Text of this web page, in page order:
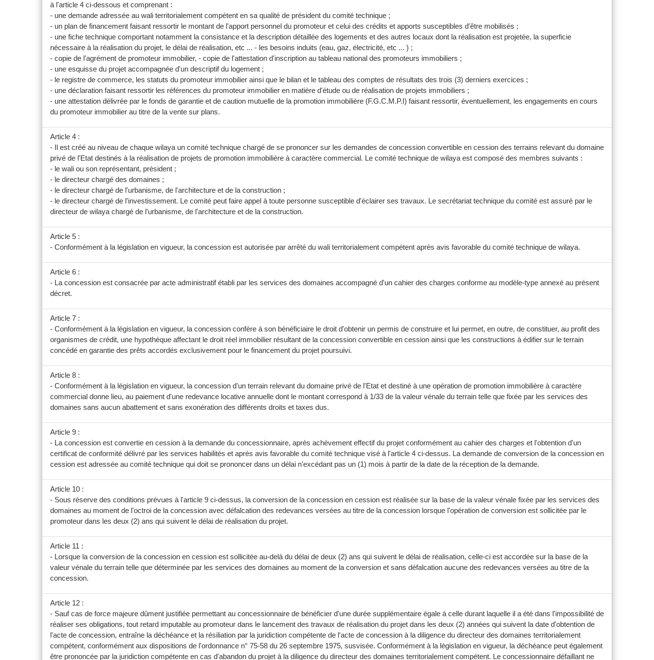
à l'article 4 ci-dessous et comprenant :
- une demande adressée au wali territorialement compétent en sa qualité de président du comité technique ;
- un plan de financement faisant ressortir le montant de l'apport personnel du promoteur et celui des crédits et apports susceptibles d'être mobilisés ;
- une fiche technique comportant notamment la consistance et la description détaillée des logements et des autres locaux dont la réalisation est projetée, la superficie
nécessaire à la réalisation du projet, le délai de réalisation, etc ... - les besoins induits (eau, gaz, électricité, etc ... ) ;
- copie de l'agrément de promoteur immobilier, - copie de l'attestation d'inscription au tableau national des promoteurs immobiliers ;
- une esquisse du projet accompagnée d'un descriptif du logement ;
- le registre de commerce, les statuts du promoteur immobilier ainsi que le bilan et le tableau des comptes de résultats des trois (3) derniers exercices ;
- une déclaration faisant ressortir les références du promoteur immobilier en matière d'étude ou de réalisation de projets immobiliers ;
- une attestation délivrée par le fonds de garantie et de caution mutuelle de la promotion immobilière (F.G.C.M.P.I) faisant ressortir, éventuellement, les engagements en cours
du promoteur immobilier au titre de la vente sur plans.
Article 4 :
- Il est créé au niveau de chaque wilaya un comité technique chargé de se prononcer sur les demandes de concession convertible en cession des terrains relevant du domaine
privé de l'Etat destinés à la réalisation de projets de promotion immobilière à caractère commercial. Le comité technique de wilaya est composé des membres suivants :
- le wali ou son représentant, président ;
- le directeur chargé des domaines ;
- le directeur chargé de l'urbanisme, de l'architecture et de la construction ;
- le directeur chargé de l'investissement. Le comité peut faire appel à toute personne susceptible d'éclairer ses travaux. Le secrétariat technique du comité est assuré par le
directeur de wilaya chargé de l'urbanisme, de l'architecture et de la construction.
Article 5 :
- Conformément à la législation en vigueur, la concession est autorisée par arrêté du wali territorialement compétent après avis favorable du comité technique de wilaya.
Article 6 :
- La concession est consacrée par acte administratif établi par les services des domaines accompagné d'un cahier des charges conforme au modèle-type annexé au présent
décret.
Article 7 :
- Conformément à la législation en vigueur, la concession confère à son bénéficiaire le droit d'obtenir un permis de construire et lui permet, en outre, de constituer, au profit des
organismes de crédit, une hypothèque affectant le droit réel immobilier résultant de la concession convertible en cession ainsi que les constructions à édifier sur le terrain
concédé en garantie des prêts accordés exclusivement pour le financement du projet poursuivi.
Article 8 :
- Conformément à la législation en vigueur, la concession d'un terrain relevant du domaine privé de l'Etat et destiné à une opération de promotion immobilière à caractère
commercial donne lieu, au paiement d'une redevance locative annuelle dont le montant correspond à 1/33 de la valeur vénale du terrain telle que fixée par les services des
domaines sans aucun abattement et sans exonération des différents droits et taxes dus.
Article 9 :
- La concession est convertie en cession à la demande du concessionnaire, après achèvement effectif du projet conformément au cahier des charges et l'obtention d'un
certificat de conformité délivré par les services habilités et après avis favorable du comité technique visé à l'article 4 ci-dessus. La demande de conversion de la concession en
cession est adressée au comité technique qui doit se prononcer dans un délai n'excédant pas un (1) mois à partir de la date de la réception de la demande.
Article 10 :
- Sous réserve des conditions prévues à l'article 9 ci-dessus, la conversion de la concession en cession est réalisée sur la base de la valeur vénale fixée par les services des
domaines au moment de l'octroi de la concession avec défalcation des redevances versées au titre de la concession lorsque l'opération de conversion est sollicitée par le
promoteur dans les deux (2) ans qui suivent le délai de réalisation du projet.
Article 11 :
- Lorsque la conversion de la concession en cession est sollicitée au-delà du délai de deux (2) ans qui suivent le délai de réalisation, celle-ci est accordée sur la base de la
valeur vénale du terrain telle que déterminée par les services des domaines au moment de la conversion et sans défalcation aucune des redevances versées au titre de la
concession.
Article 12 :
- Sauf cas de force majeure dûment justifiée permettant au concessionnaire de bénéficier d'une durée supplémentaire égale à celle durant laquelle il a été dans l'impossibilité de
réaliser ses obligations, tout retard imputable au promoteur dans le lancement des travaux de réalisation du projet dans les deux (2) années qui suivent la date d'obtention de
l'acte de concession, entraîne la déchéance et la résiliation par la juridiction compétente de l'acte de concession à la diligence du directeur des domaines territorialement
compétent, conformément aux dispositions de l'ordonnance n° 75-58 du 26 septembre 1975, susvisée. Conformément à la législation en vigueur, la déchéance peut également
être prononcée par la juridiction compétente en cas d'abandon du projet à la diligence du directeur des domaines territorialement compétent. Le concessionnaire défaillant ne